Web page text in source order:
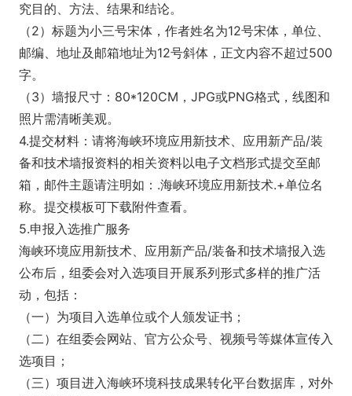
究目的、方法、结果和结论。
（2）标题为小三号宋体，作者姓名为12号宋体，单位、
邮编、地址及邮箱地址为12号斜体，正文内容不超过500
字。
（3）墙报尺寸：80*120CM，JPG或PNG格式，线图和
照片需清晰美观。
4.提交材料：请将海峡环境应用新技术、应用新产品/装
备和技术墙报资料的相关资料以电子文档形式提交至邮
箱，邮件主题请注明如：.海峡环境应用新技术.+单位名
称。提交模板可下载附件查看。
5.申报入选推广服务
海峡环境应用新技术、应用新产品/装备和技术墙报入选
公布后，组委会对入选项目开展系列形式多样的推广活
动，包括：
（一）为项目入选单位或个人颁发证书；
（二）在组委会网站、官方公众号、视频号等媒体宣传入
选项目；
（三）项目进入海峡环境科技成果转化平台数据库，对外